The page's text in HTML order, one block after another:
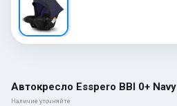
Автокресло Esspero BBl 0+ Navy
Наличие уточняйте